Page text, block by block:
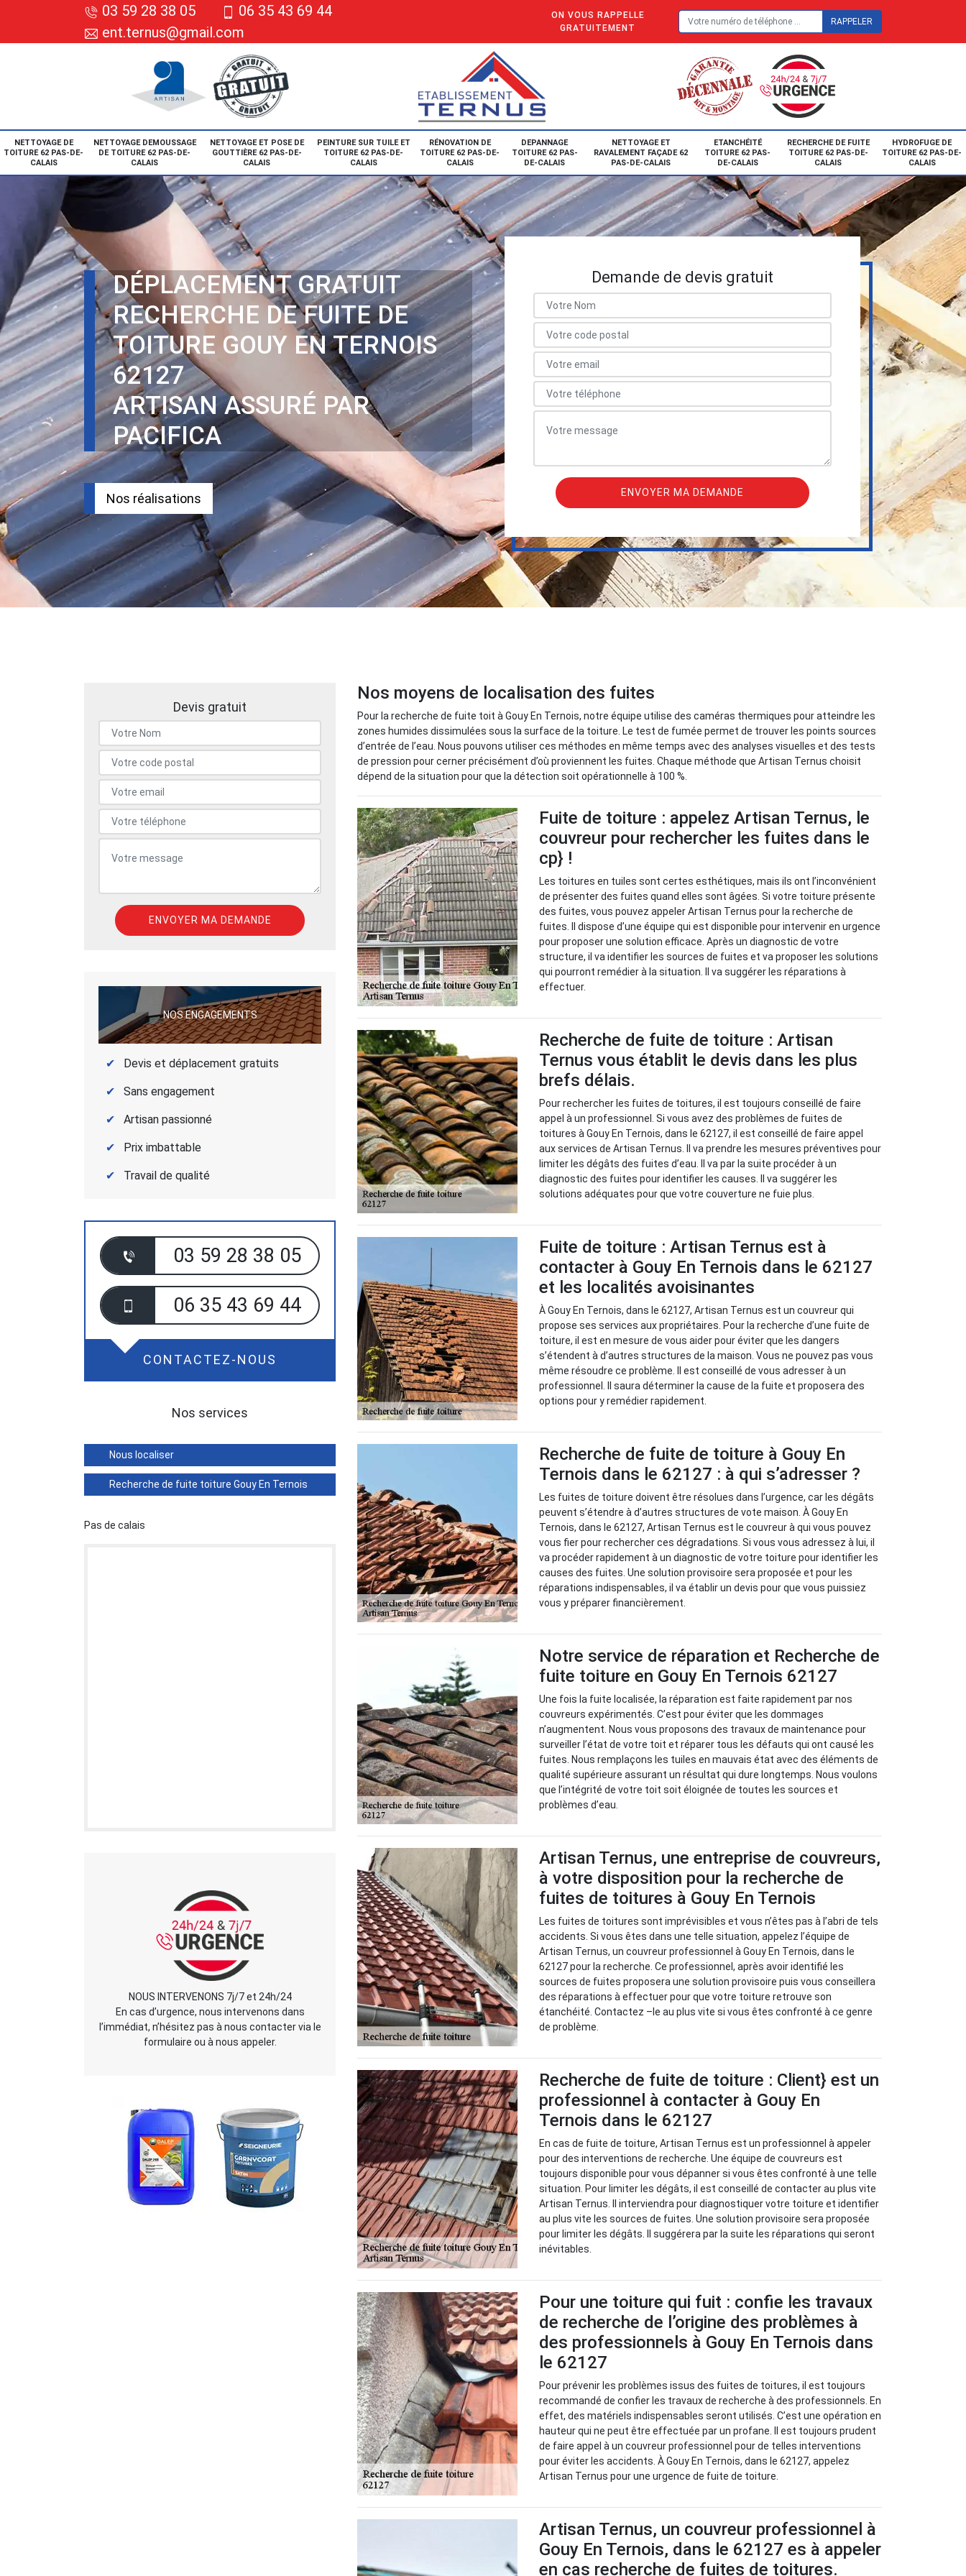
03 59 28 38 05
06 35 43 69 44
ent.ternus@gmail.com
ON VOUS RAPPELLE
GRATUITEMENT
NETTOYAGE DE
TOITURE 62 PAS-DE-
CALAIS
NETTOYAGE DEMOUSSAGE
DE TOITURE 62 PAS-DE-
CALAIS
NETTOYAGE ET POSE DE
GOUTTIÈRE 62 PAS-DE-
CALAIS
PEINTURE SUR TUILE ET
TOITURE 62 PAS-DE-
CALAIS
RÉNOVATION DE
TOITURE 62 PAS-DE-
CALAIS
DEPANNAGE
TOITURE 62 PAS-
DE-CALAIS
NETTOYAGE ET
RAVALEMENT FAÇADE 62
PAS-DE-CALAIS
ETANCHÉITÉ
TOITURE 62 PAS-
DE-CALAIS
RECHERCHE DE FUITE
TOITURE 62 PAS-DE-
CALAIS
HYDROFUGE DE
TOITURE 62 PAS-DE-
CALAIS
DÉPLACEMENT GRATUIT
RECHERCHE DE FUITE DE
TOITURE GOUY EN TERNOIS
62127
ARTISAN ASSURÉ PAR
PACIFICA
Nos réalisations
Demande de devis gratuit
Devis gratuit
NOS ENGAGEMENTS
Devis et déplacement gratuits
Sans engagement
Artisan passionné
Prix imbattable
Travail de qualité
03 59 28 38 05
06 35 43 69 44
CONTACTEZ-NOUS
Nos services
Nous localiser
Recherche de fuite toiture Gouy En Ternois
Pas de calais
NOUS INTERVENONS 7j/7 et 24h/24
En cas d’urgence, nous intervenons dans
l’immédiat, n’hésitez pas à nous contacter via le
formulaire ou à nous appeler.
Nos moyens de localisation des fuites
Pour la recherche de fuite toit à Gouy En Ternois, notre équipe utilise des caméras thermiques pour atteindre les
zones humides dissimulées sous la surface de la toiture. Le test de fumée permet de trouver les points sources
d’entrée de l’eau. Nous pouvons utiliser ces méthodes en même temps avec des analyses visuelles et des tests
de pression pour cerner précisément d’où proviennent les fuites. Chaque méthode que Artisan Ternus choisit
dépend de la situation pour que la détection soit opérationnelle à 100 %.
Fuite de toiture : appelez Artisan Ternus, le
couvreur pour rechercher les fuites dans le
cp} !
Les toitures en tuiles sont certes esthétiques, mais ils ont l’inconvénient
de présenter des fuites quand elles sont âgées. Si votre toiture présente
des fuites, vous pouvez appeler Artisan Ternus pour la recherche de
fuites. Il dispose d’une équipe qui est disponible pour intervenir en urgence
pour proposer une solution efficace. Après un diagnostic de votre
structure, il va identifier les sources de fuites et va proposer les solutions
qui pourront remédier à la situation. Il va suggérer les réparations à
effectuer.
Recherche de fuite de toiture : Artisan
Ternus vous établit le devis dans les plus
brefs délais.
Pour rechercher les fuites de toitures, il est toujours conseillé de faire
appel à un professionnel. Si vous avez des problèmes de fuites de
toitures à Gouy En Ternois, dans le 62127, il est conseillé de faire appel
aux services de Artisan Ternus. Il va prendre les mesures préventives pour
limiter les dégâts des fuites d’eau. Il va par la suite procéder à un
diagnostic des fuites pour identifier les causes. Il va suggérer les
solutions adéquates pour que votre couverture ne fuie plus.
Fuite de toiture : Artisan Ternus est à
contacter à Gouy En Ternois dans le 62127
et les localités avoisinantes
À Gouy En Ternois, dans le 62127, Artisan Ternus est un couvreur qui
propose ses services aux propriétaires. Pour la recherche d’une fuite de
toiture, il est en mesure de vous aider pour éviter que les dangers
s’étendent à d’autres structures de la maison. Vous ne pouvez pas vous
même résoudre ce problème. Il est conseillé de vous adresser à un
professionnel. Il saura déterminer la cause de la fuite et proposera des
options pour y remédier rapidement.
Recherche de fuite de toiture à Gouy En
Ternois dans le 62127 : à qui s’adresser ?
Les fuites de toiture doivent être résolues dans l’urgence, car les dégâts
peuvent s’étendre à d’autres structures de vote maison. À Gouy En
Ternois, dans le 62127, Artisan Ternus est le couvreur à qui vous pouvez
vous fier pour rechercher ces dégradations. Si vous vous adressez à lui, il
va procéder rapidement à un diagnostic de votre toiture pour identifier les
causes des fuites. Une solution provisoire sera proposée et pour les
réparations indispensables, il va établir un devis pour que vous puissiez
vous y préparer financièrement.
Notre service de réparation et Recherche de
fuite toiture en Gouy En Ternois 62127
Une fois la fuite localisée, la réparation est faite rapidement par nos
couvreurs expérimentés. C’est pour éviter que les dommages
n’augmentent. Nous vous proposons des travaux de maintenance pour
surveiller l’état de votre toit et réparer tous les défauts qui ont causé les
fuites. Nous remplaçons les tuiles en mauvais état avec des éléments de
qualité supérieure assurant un résultat qui dure longtemps. Nous voulons
que l’intégrité de votre toit soit éloignée de toutes les sources et
problèmes d’eau.
Artisan Ternus, une entreprise de couvreurs,
à votre disposition pour la recherche de
fuites de toitures à Gouy En Ternois
Les fuites de toitures sont imprévisibles et vous n’êtes pas à l’abri de tels
accidents. Si vous êtes dans une telle situation, appelez l’équipe de
Artisan Ternus, un couvreur professionnel à Gouy En Ternois, dans le
62127 pour la recherche. Ce professionnel, après avoir identifié les
sources de fuites proposera une solution provisoire puis vous conseillera
des réparations à effectuer pour que votre toiture retrouve son
étanchéité. Contactez –le au plus vite si vous êtes confronté à ce genre
de problème.
Recherche de fuite de toiture : Client} est un
professionnel à contacter à Gouy En
Ternois dans le 62127
En cas de fuite de toiture, Artisan Ternus est un professionnel à appeler
pour des interventions de recherche. Une équipe de couvreurs est
toujours disponible pour vous dépanner si vous êtes confronté à une telle
situation. Pour limiter les dégâts, il est conseillé de contacter au plus vite
Artisan Ternus. Il interviendra pour diagnostiquer votre toiture et identifier
au plus vite les sources de fuites. Une solution provisoire sera proposée
pour limiter les dégâts. Il suggérera par la suite les réparations qui seront
inévitables.
Pour une toiture qui fuit : confie les travaux
de recherche de l’origine des problèmes à
des professionnels à Gouy En Ternois dans
le 62127
Pour prévenir les problèmes issus des fuites de toitures, il est toujours
recommandé de confier les travaux de recherche à des professionnels. En
effet, des matériels indispensables seront utilisés. C’est une opération en
hauteur qui ne peut être effectuée par un profane. Il est toujours prudent
de faire appel à un couvreur professionnel pour de telles interventions
pour éviter les accidents. À Gouy En Ternois, dans le 62127, appelez
Artisan Ternus pour une urgence de fuite de toiture.
Artisan Ternus, un couvreur professionnel à
Gouy En Ternois, dans le 62127 es à appeler
en cas recherche de fuites de toitures.